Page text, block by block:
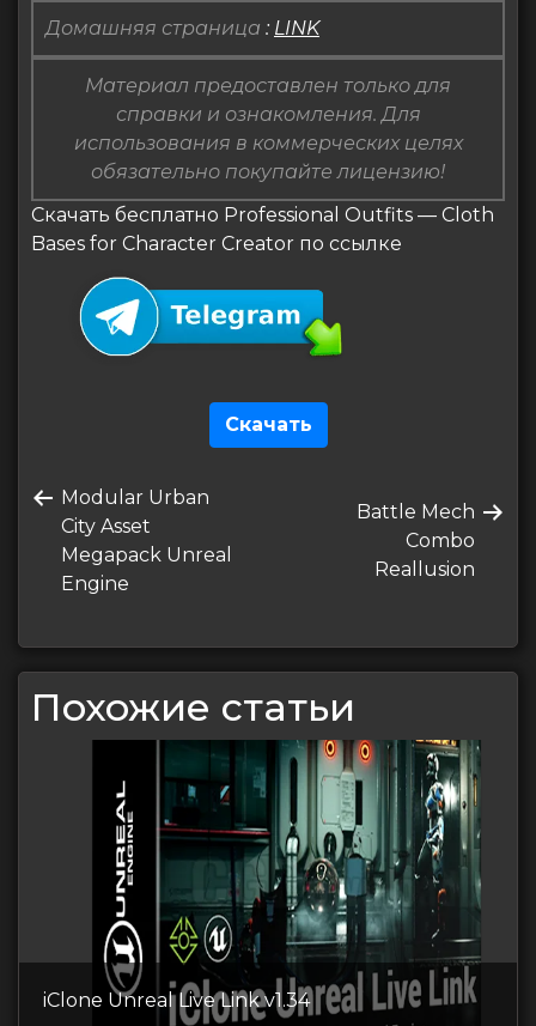
Домашняя страница : LINK
Материал предоставлен только для
справки и ознакомления. Для
использования в коммерческих целях
обязательно покупайте лицензию!
Скачать бесплатно Professional Outfits — Cloth
Bases for Character Creator по ссылке
Скачать
по
записям
Предыдущая
запись
Modular Urban
City Asset
Megapack Unreal
Engine
Следующая
запись
Battle Mech
Combo
Reallusion
Похожие статьи
iClone Unreal Live Link v1.34